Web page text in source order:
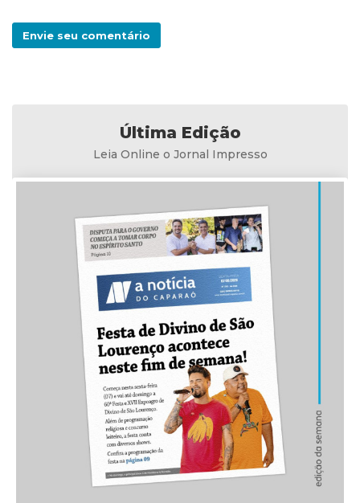
Envie seu comentário
Última Edição
Leia Online o Jornal Impresso